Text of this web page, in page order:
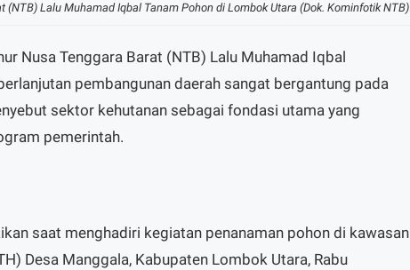
(NTB) Lalu Muhamad Iqbal Tanam Pohon di Lombok Utara (Dok. Kominfotik NTB)
Nusa Tenggara Barat (NTB) Lalu Muhamad Iqbal
pembangunan daerah sangat bergantung pada
sektor kehutanan sebagai fondasi utama yang
pemerintah.
saat menghadiri kegiatan penanaman pohon di kawasan
Desa Manggala, Kabupaten Lombok Utara, Rabu